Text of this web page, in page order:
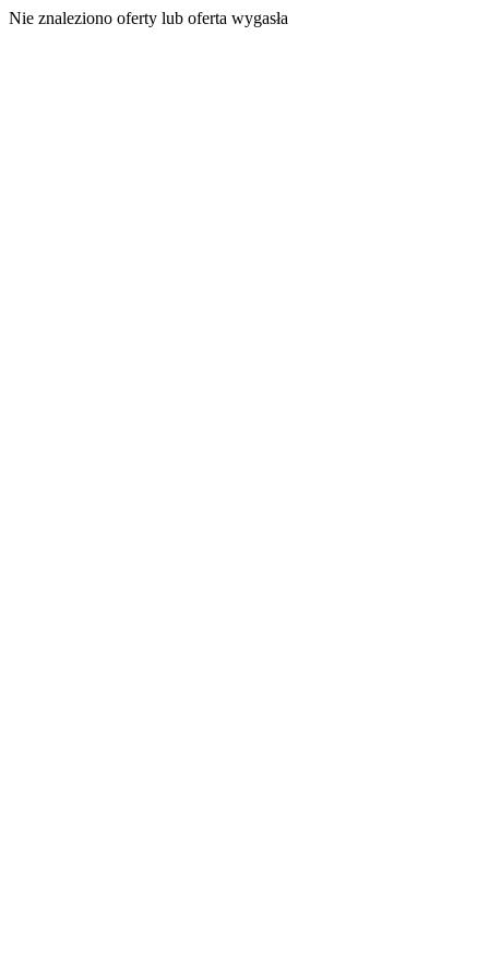
Nie znaleziono oferty lub oferta wygasła